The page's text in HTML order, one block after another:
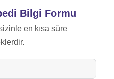
Bilgi Formu
en kısa süre